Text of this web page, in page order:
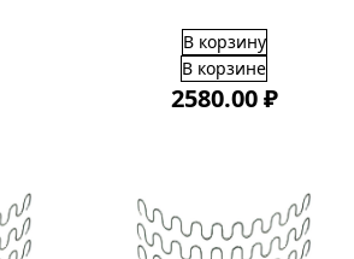
В корзину
В корзине
2580.00 ₽